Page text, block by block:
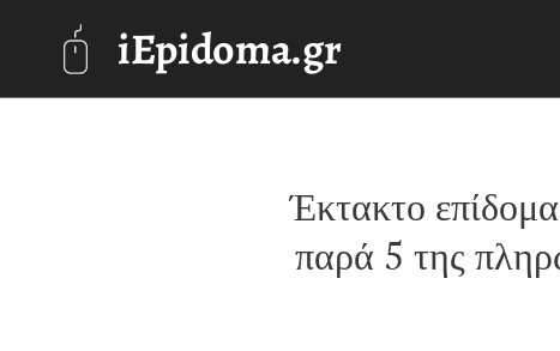
iEpidoma.gr
Έκτακτο επίδομα
παρά 5 της